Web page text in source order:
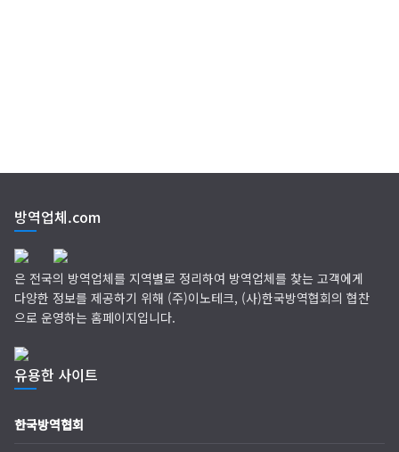
방역업체.com
은 전국의 방역업체를 지역별로 정리하여 방역업체를 찾는 고객에게
다양한 정보를 제공하기 위해 (주)이노테크, (사)한국방역협회의 협찬
으로 운영하는 홈페이지입니다.
유용한 사이트
한국방역협회